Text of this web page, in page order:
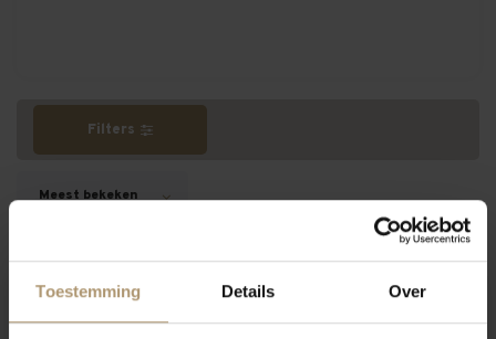
Toestemming Details Over
Filters
Meest bekeken